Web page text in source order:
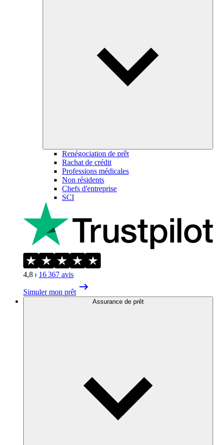
Renégociation de prêt
Rachat de crédit
Professions médicales
Non résidents
Chefs d'entreprise
SCI
4,8 ⏐ 16 367 avis
Simuler mon prêt
Assurance de prêt